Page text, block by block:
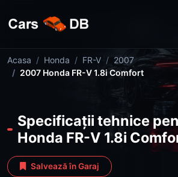
Acasa Honda FR-V
2007
2007 Honda FR-V 1.8i Comfort
Specificații tehnice
Honda FR-V 1.8i
Salvează în Garaj